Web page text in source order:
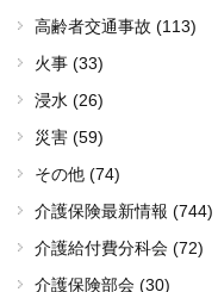
高齢者交通事故 (113)
火事 (33)
浸水 (26)
災害 (59)
その他 (74)
介護保険最新情報 (744)
介護給付費分科会 (72)
介護保険部会 (30)